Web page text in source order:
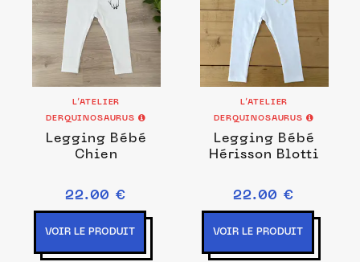
L’ATELIER
DERQUINOSAURUS
Legging Bébé
Chien
22.00 €
VOIR LE PRODUIT
L’ATELIER
DERQUINOSAURUS
Legging Bébé
Hérisson Blotti
22.00 €
VOIR LE PRODUIT